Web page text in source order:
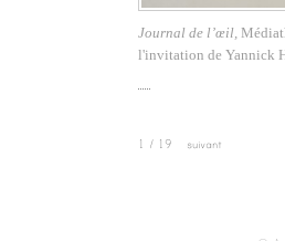
Journal de l’œil,
l'invitation de Yannick
1 / 19 suivant